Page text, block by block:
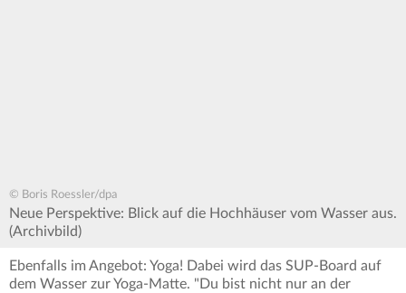
© Boris Roessler/dpa
Neue Perspektive: Blick auf die Hochhäuser vom Wasser aus.
(Archivbild)
Ebenfalls im Angebot: Yoga! Dabei wird das SUP-Board auf
dem Wasser zur Yoga-Matte. "Du bist nicht nur an der